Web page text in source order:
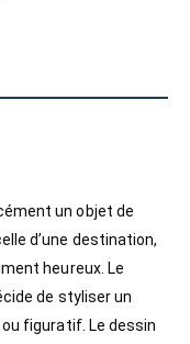
un objet de
d’une destination,
heureux. Le
de styliser un
figuratif. Le dessin